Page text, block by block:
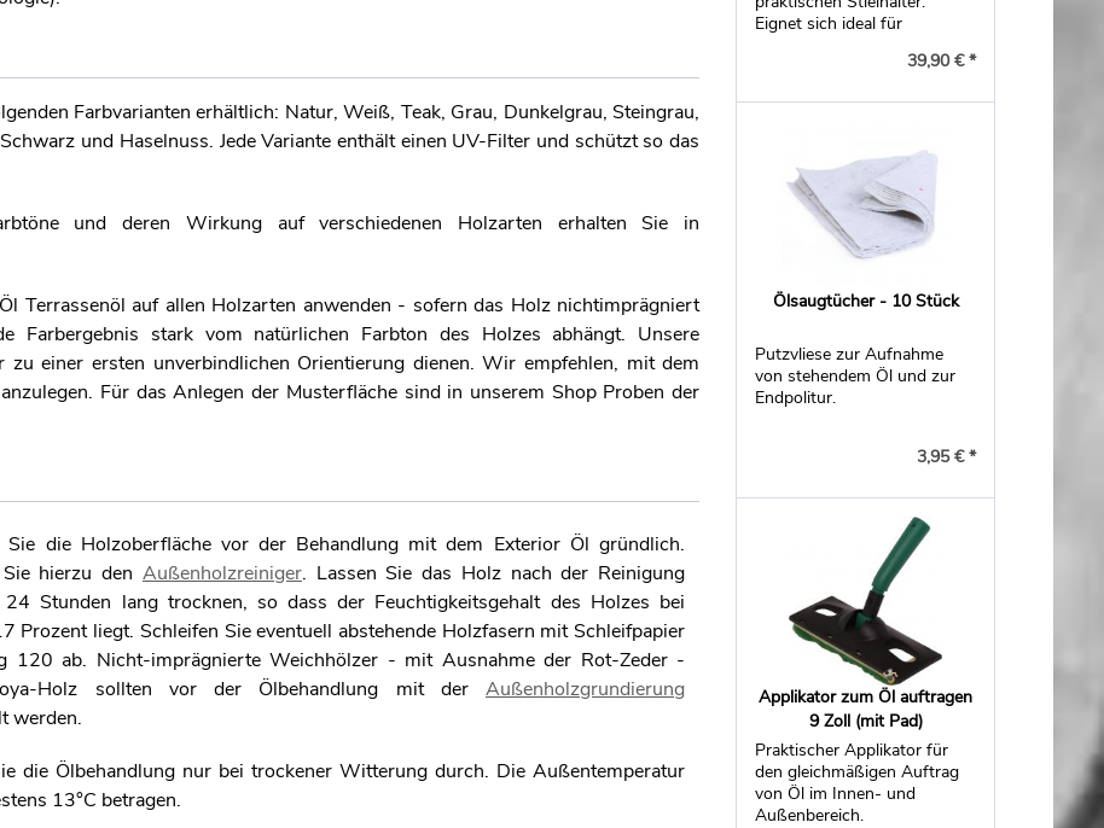
Farbvarianten erhältlich: Natur, Weiß, Teak, Grau, Dunkelgrau, Steingrau,
und Haselnuss. Jede Variante enthält einen UV-Filter und schützt so das
und deren Wirkung auf verschiedenen Holzarten erhalten Sie in
Terrassenöl auf allen Holzarten anwenden - sofern das Holz nichtimprägniert
Farbergebnis stark vom natürlichen Farbton des Holzes abhängt. Unsere
einer ersten unverbindlichen Orientierung dienen. Wir empfehlen, mit dem
Für das Anlegen der Musterfläche sind in unserem Shop Proben der
Sie die Holzoberfläche vor der Behandlung mit dem Exterior Öl gründlich.
hierzu den Außenholzreiniger. Lassen Sie das Holz nach der Reinigung
24 Stunden lang trocknen, so dass der Feuchtigkeitsgehalt des Holzes bei
Prozent liegt. Schleifen Sie eventuell abstehende Holzfasern mit Schleifpapier
120 ab. Nicht-imprägnierte Weichhölzer - mit Ausnahme der Rot-Zeder -
Holz sollten vor der Ölbehandlung mit der Außenholzgrundierung
werden.
die Ölbehandlung nur bei trockener Witterung durch. Die Außentemperatur
13°C betragen.
Eignet sich ideal für
39,90 € *
Ölsaugtücher - 10 Stück
Putzvliese zur Aufnahme
von stehendem Öl und zur
Endpolitur.
3,95 € *
Applikator zum Öl auftragen
9 Zoll (mit Pad)
Praktischer Applikator für
den gleichmäßigen Auftrag
von Öl im Innen- und
Außenbereich.